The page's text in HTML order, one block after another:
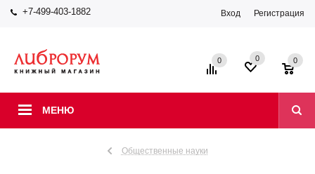
+7-499-403-1882 Вход Регистрация
МЕНЮ
0 0 0
Общественные науки